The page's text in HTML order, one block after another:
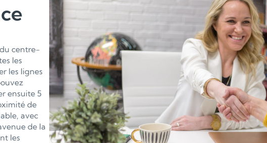
centre-
les
les lignes
ensuite 5
de
avec
de la
les